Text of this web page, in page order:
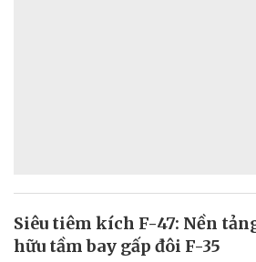
Siêu tiêm kích F-47: Nền
hữu tầm bay gấp đôi F-35